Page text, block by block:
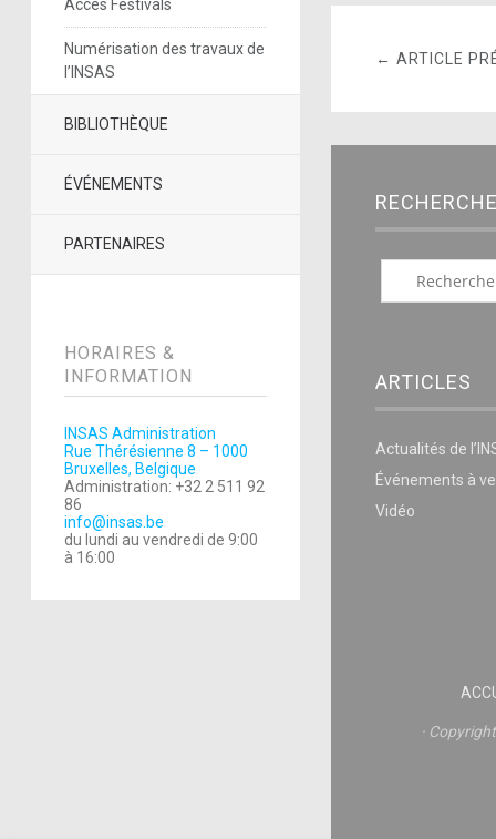
Accès Festivals
Numérisation des travaux de
l’INSAS
BIBLIOTHÈQUE
ÉVÉNEMENTS
PARTENAIRES
HORAIRES &
INFORMATION
INSAS Administration
Rue Thérésienne 8 – 1000
Bruxelles, Belgique
Administration: +32 2 511 92
86
info@insas.be
du lundi au vendredi de 9:00
à 16:00
← ARTICLE
RECHERCHE
ARTICLES
Actualités de
Événements à
Vidéo